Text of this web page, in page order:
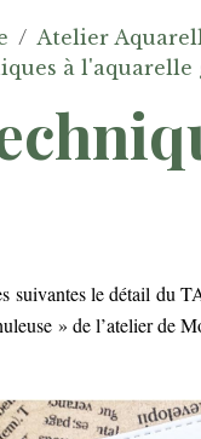
Atelier
à l'aquarelle
suivantes le détail du
» de l’atelier de